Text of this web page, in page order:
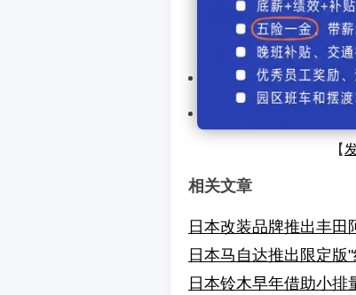
上一篇汽车：日本
日本
【
相关文章
日本改装品牌推出丰
日本马自达推出限定
日本铃木早年借助小